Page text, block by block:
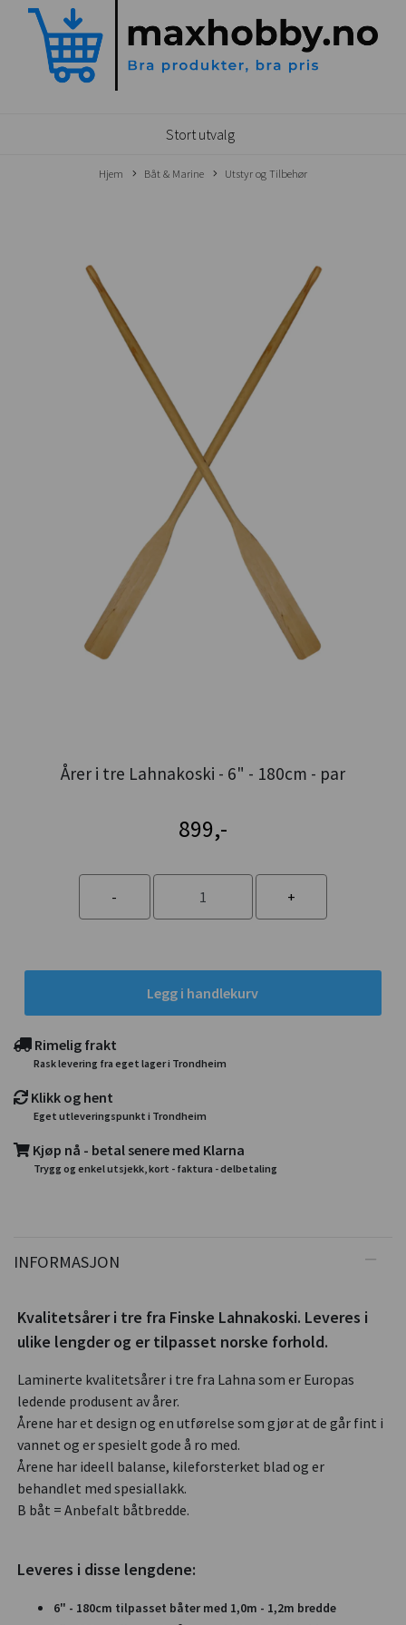
Stort utvalg
Hjem Båt & Marine Utstyr og Tilbehør
Årer i tre Lahnakoski - 6" - 180cm - par
899,-
Legg i handlekurv
Rimelig frakt
Rask levering fra eget lager i Trondheim
Klikk og hent
Eget utleveringspunkt i Trondheim
Kjøp nå - betal senere med Klarna
Trygg og enkel utsjekk, kort - faktura - delbetaling
INFORMASJON
Kvalitetsårer i tre fra Finske Lahnakoski. Leveres i
ulike lengder og er tilpasset norske forhold.
Laminerte kvalitetsårer i tre fra Lahna som er Europas
ledende produsent av årer.
Årene har et design og en utførelse som gjør at de går fint i
vannet og er spesielt gode å ro med.
Årene har ideell balanse, kileforsterket blad og er
behandlet med spesiallakk.
B båt = Anbefalt båtbredde.
Leveres i disse lengdene:
6" - 180cm tilpasset båter med 1,0m - 1,2m bredde